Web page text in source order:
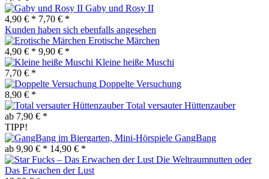
Gaby und Rosy II
4,90 € * 7,70 € *
Kunden haben sich ebenfalls angesehen
Erotische Märchen
4,90 € * 9,90 € *
Kleine heiße Muschi
7,70 € *
Doppelte Versuchung
8,90 € *
Total versauter Hüttenzauber
ab 7,90 € *
TIPP!
GangBang
ab 9,90 € * 14,90 € *
Die Weltraumnutten oder
Das Erwachen der Lust